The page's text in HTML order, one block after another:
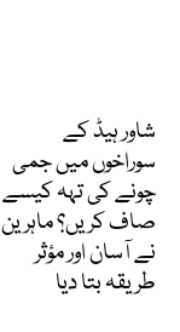
شاور ہیڈ کے
سوراخوں میں جمی
چونے کی تہہ کیسے
صاف کریں؟ ماہرین
نے آسان اور مؤثر
طریقہ بتا دیا